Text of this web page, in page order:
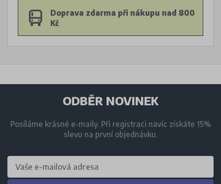
Doprava zdarma při nákupu nad 800
Kč
ODBĚR NOVINEK
Posíláme krásné e-maily. Při registraci navíc získáte 15%
slevu na první objednávku.